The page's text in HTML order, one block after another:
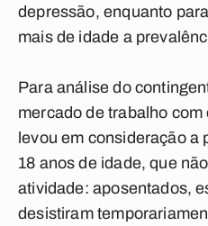
depressão, enquanto
mais de idade a
Para análise do
mercado de trabalho
levou em consideração a
18 anos de idade, que
atividade: aposentados,
desistiram